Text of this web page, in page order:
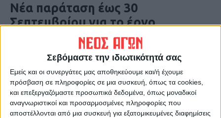
Σεβόμαστε την ιδιωτικότητά σας
Εμείς και οι συνεργάτες μας αποθηκεύουμε και/ή έχουμε
πρόσβαση σε πληροφορίες σε μια συσκευή, όπως τα cookies,
και επεξεργαζόμαστε προσωπικά δεδομένα, όπως μοναδικοί
αναγνωριστικοί και προσαρμοσμένες πληροφορίες που
αποστέλλονται από μια συσκευή για εξατομικευμένες διαφημίσεις
Νέα παράταση έως 30
Σεπτεμβρίου για το έργο
ύδρευσης σε Μαγουλίτσα και Γ.
Καραϊσκάκη